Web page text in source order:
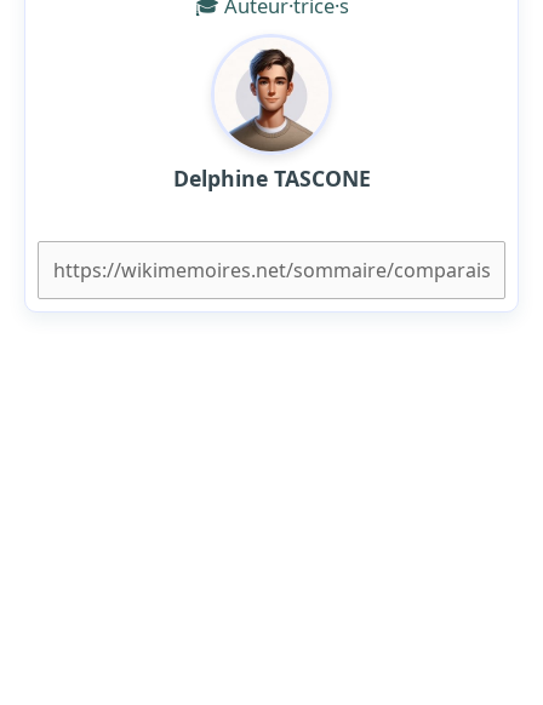
🎓 Auteur·trice·s
Delphine TASCONE